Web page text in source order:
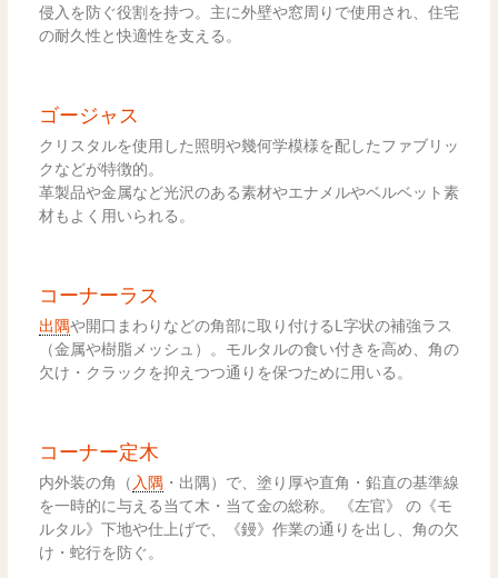
侵入を防ぐ役割を持つ。主に外壁や窓周りで使用され、住宅
の耐久性と快適性を支える。
ゴージャス
クリスタルを使用した照明や幾何学模様を配したファブリッ
クなどが特徴的。
革製品や金属など光沢のある素材やエナメルやベルベット素
材もよく用いられる。
コーナーラス
出隅や開口まわりなどの角部に取り付けるL字状の補強ラス
（金属や樹脂メッシュ）。モルタルの食い付きを高め、角の
欠け・クラックを抑えつつ通りを保つために用いる。
コーナー定木
内外装の角（ 入隅・出隅）で、塗り厚や直角・鉛直の基準線
を一時的に与える当て木・当て金の総称。 《左官》 の《モ
ルタル》下地や仕上げで、《鏝》作業の通りを出し、角の欠
け・蛇行を防ぐ。